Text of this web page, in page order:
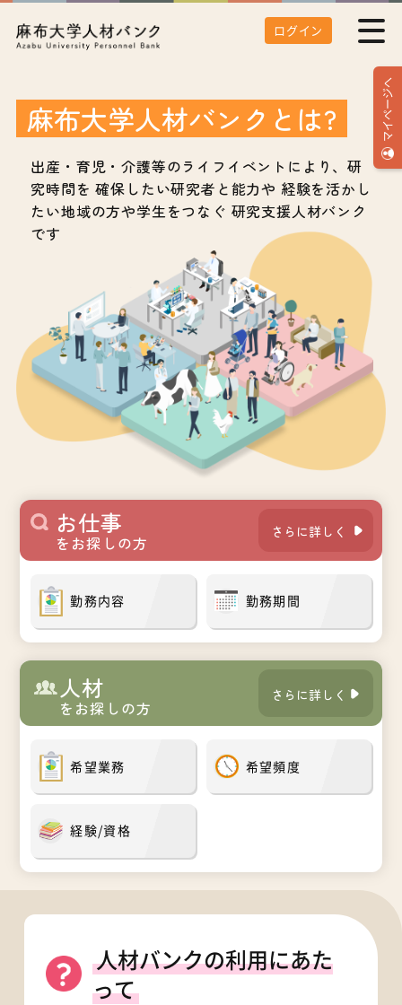
ログイン
マイページへ
麻布大学人材バンクとは?
出産・育児・介護等のライフイベントにより、研
究時間を 確保したい研究者と能力や 経験を活かし
たい地域の方や学生をつなぐ 研究支援人材バンク
です
お仕事
をお探しの方
さらに詳しく
勤務内容 勤務期間
人材
をお探しの方
さらに詳しく
希望業務 希望頻度
経験/資格
人材バンクの利用にあた
って